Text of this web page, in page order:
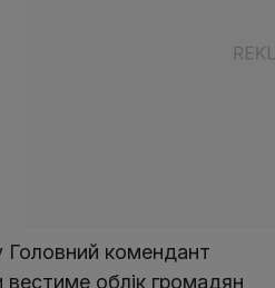
Головний комендант
облік громадян